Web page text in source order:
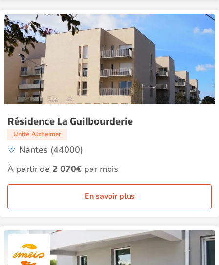
Résidence La Guilbourderie
Unité Alzheimer
Nantes (44000)
À partir de 2 070€ par mois
En savoir plus